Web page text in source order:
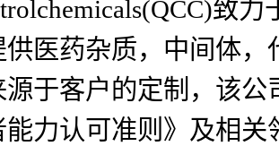
致
医药杂质，中间体
于客户的定制，该公
力认可准则》及相